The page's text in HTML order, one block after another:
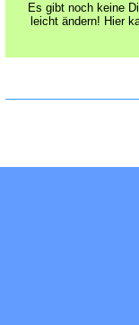
Es gibt noch keine
leicht ändern! Hier